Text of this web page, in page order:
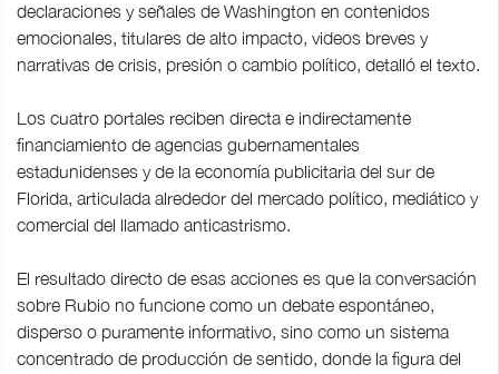
declaraciones y señales de Washington en contenidos
emocionales, titulares de alto impacto, videos breves y
narrativas de crisis, presión o cambio político, detalló el texto.
Los cuatro portales reciben directa e indirectamente
financiamiento de agencias gubernamentales
estadunidenses y de la economía publicitaria del sur de
Florida, articulada alrededor del mercado político, mediático y
comercial del llamado anticastrismo.
El resultado directo de esas acciones es que la conversación
sobre Rubio no funcione como un debate espontáneo,
disperso o puramente informativo, sino como un sistema
concentrado de producción de sentido, donde la figura del